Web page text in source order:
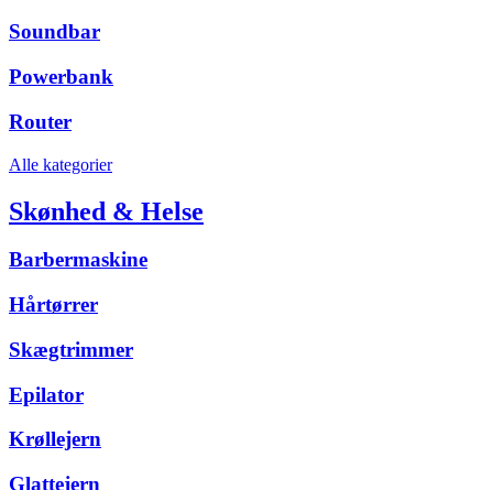
Soundbar
Powerbank
Router
Alle kategorier
Skønhed & Helse
Barbermaskine
Hårtørrer
Skægtrimmer
Epilator
Krøllejern
Glattejern